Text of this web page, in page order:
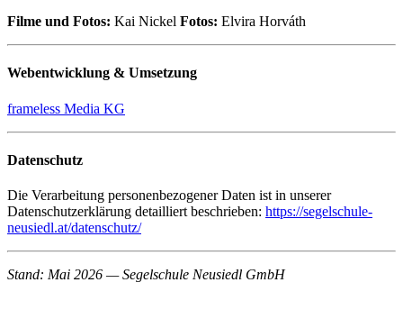
Filme und Fotos: Kai Nickel Fotos: Elvira Horváth
Webentwicklung & Umsetzung
frameless Media KG
Datenschutz
Die Verarbeitung personenbezogener Daten ist in unserer
Datenschutzerklärung detailliert beschrieben: https://segelschule-
neusiedl.at/datenschutz/
Stand: Mai 2026 — Segelschule Neusiedl GmbH